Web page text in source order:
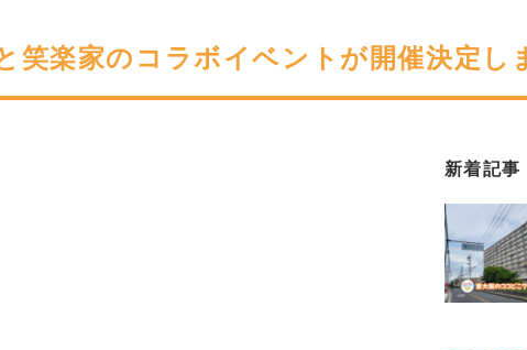
笑楽家のコラボイベントが開催決定し
新着記事